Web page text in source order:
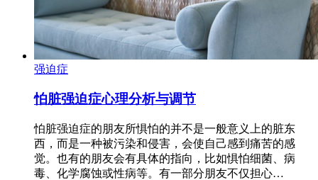
强迫症
怕脏强迫症心理分析与调节
怕脏强迫症的朋友所惧怕的并不是一般意义上的脏东
西，而是一种被污染和侵害，会使自己感到痛苦的感
觉。也有的朋友会有具体的指向，比如惧怕细菌、病
毒、化学腐蚀或性病等。有一部分朋友不仅担心…